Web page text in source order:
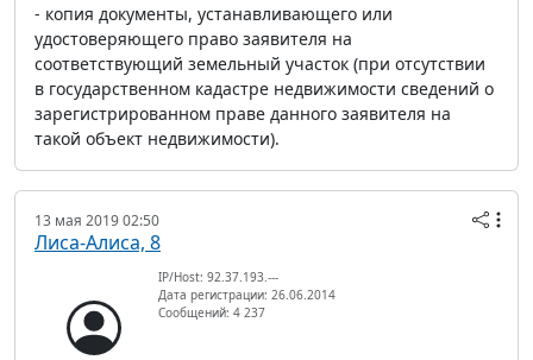
- копия документы, устанавливающего или
удостоверяющего право заявителя на
соответствующий земельный участок (при отсутствии
в государственном кадастре недвижимости сведений о
зарегистрированном праве данного заявителя на
такой объект недвижимости).
13 мая 2019 02:50
Лиса-Алиса, 8
IP/Host: 92.37.193.---
Дата регистрации: 26.06.2014
Сообщений: 4 237